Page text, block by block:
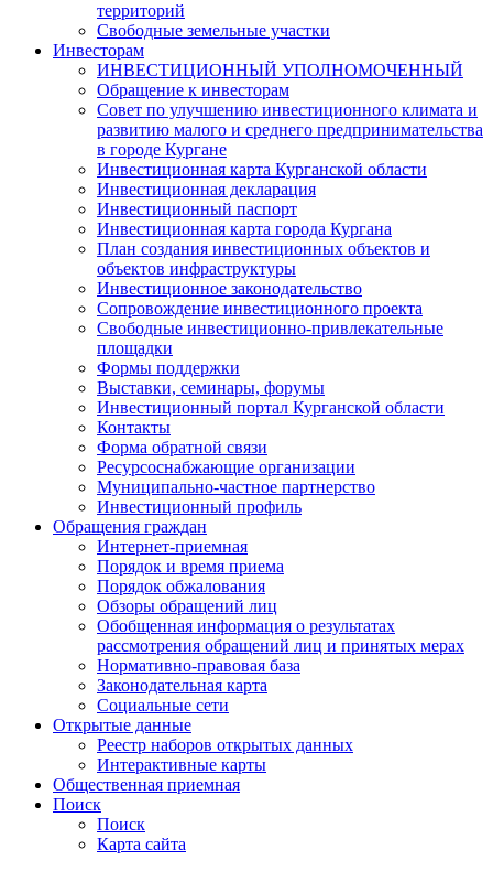
территорий
Свободные земельные участки
Инвесторам
ИНВЕСТИЦИОННЫЙ УПОЛНОМОЧЕННЫЙ
Обращение к инвесторам
Совет по улучшению инвестиционного климата и
развитию малого и среднего предпринимательства
в городе Кургане
Инвестиционная карта Курганской области
Инвестиционная декларация
Инвестиционный паспорт
Инвестиционная карта города Кургана
План создания инвестиционных объектов и
объектов инфраструктуры
Инвестиционное законодательство
Сопровождение инвестиционного проекта
Свободные инвестиционно-привлекательные
площадки
Формы поддержки
Выставки, семинары, форумы
Инвестиционный портал Курганской области
Контакты
Форма обратной связи
Ресурсоснабжающие организации
Муниципально-частное партнерство
Инвестиционный профиль
Обращения граждан
Интернет-приемная
Порядок и время приема
Порядок обжалования
Обзоры обращений лиц
Обобщенная информация о результатах
рассмотрения обращений лиц и принятых мерах
Нормативно-правовая база
Законодательная карта
Социальные сети
Открытые данные
Реестр наборов открытых данных
Интерактивные карты
Общественная приемная
Поиск
Поиск
Карта сайта